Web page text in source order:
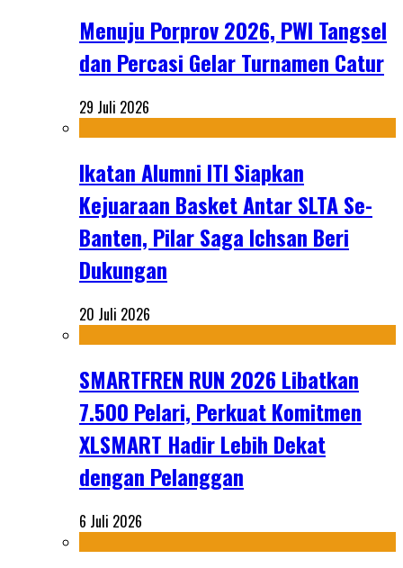
Menuju Porprov 2026, PWI Tangsel
dan Percasi Gelar Turnamen Catur
29 Juli 2026
Ikatan Alumni ITI Siapkan
Kejuaraan Basket Antar SLTA Se-
Banten, Pilar Saga Ichsan Beri
Dukungan
20 Juli 2026
SMARTFREN RUN 2026 Libatkan
7.500 Pelari, Perkuat Komitmen
XLSMART Hadir Lebih Dekat
dengan Pelanggan
6 Juli 2026